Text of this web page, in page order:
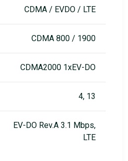
CDMA / EVDO / LTE
CDMA 800 / 1900
CDMA2000 1xEV-DO
4, 13
EV-DO Rev.A 3.1 Mbps,
LTE